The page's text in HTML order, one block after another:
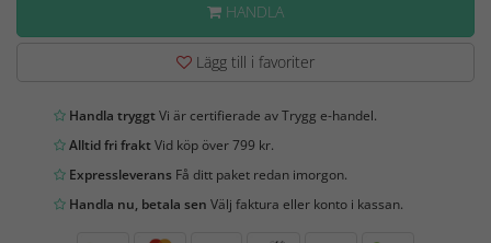
HANDLA
Lägg till i favoriter
Handla tryggtVi är certifierade av Trygg e-handel.
Alltid fri fraktVid köp över 799 kr.
Expressleverans Få ditt paket redan imorgon.
Handla nu, betala sen Välj faktura eller konto i kassan.